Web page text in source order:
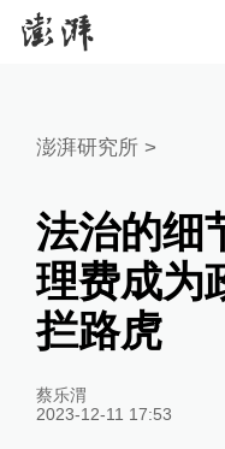
澎湃研究所>
法治的细
理费成为
拦路虎
蔡乐渭
2023-12-11 17:53